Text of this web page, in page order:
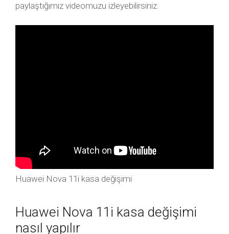
paylaştığımız videomuzu izleyebilirsiniz.
Huawei Nova 11i kasa değişimi
Huawei Nova 11i kasa değişimi
nasıl yapılır